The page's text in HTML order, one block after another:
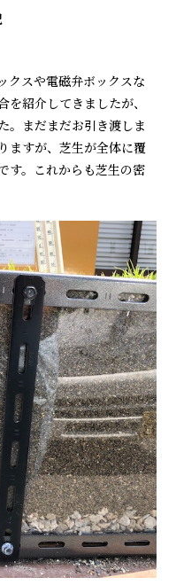
クスや電磁弁ボックスな
紹介してきましたが、
。まだまだお引き渡しま
ますが、芝生が全体に覆
す。これからも芝生の密